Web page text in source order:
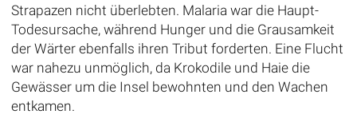
Strapazen nicht überlebten. Malaria war die Haupt-
Todesursache, während Hunger und die Grausamkeit
der Wärter ebenfalls ihren Tribut forderten. Eine Flucht
war nahezu unmöglich, da Krokodile und Haie die
Gewässer um die Insel bewohnten und den Wachen
entkamen.